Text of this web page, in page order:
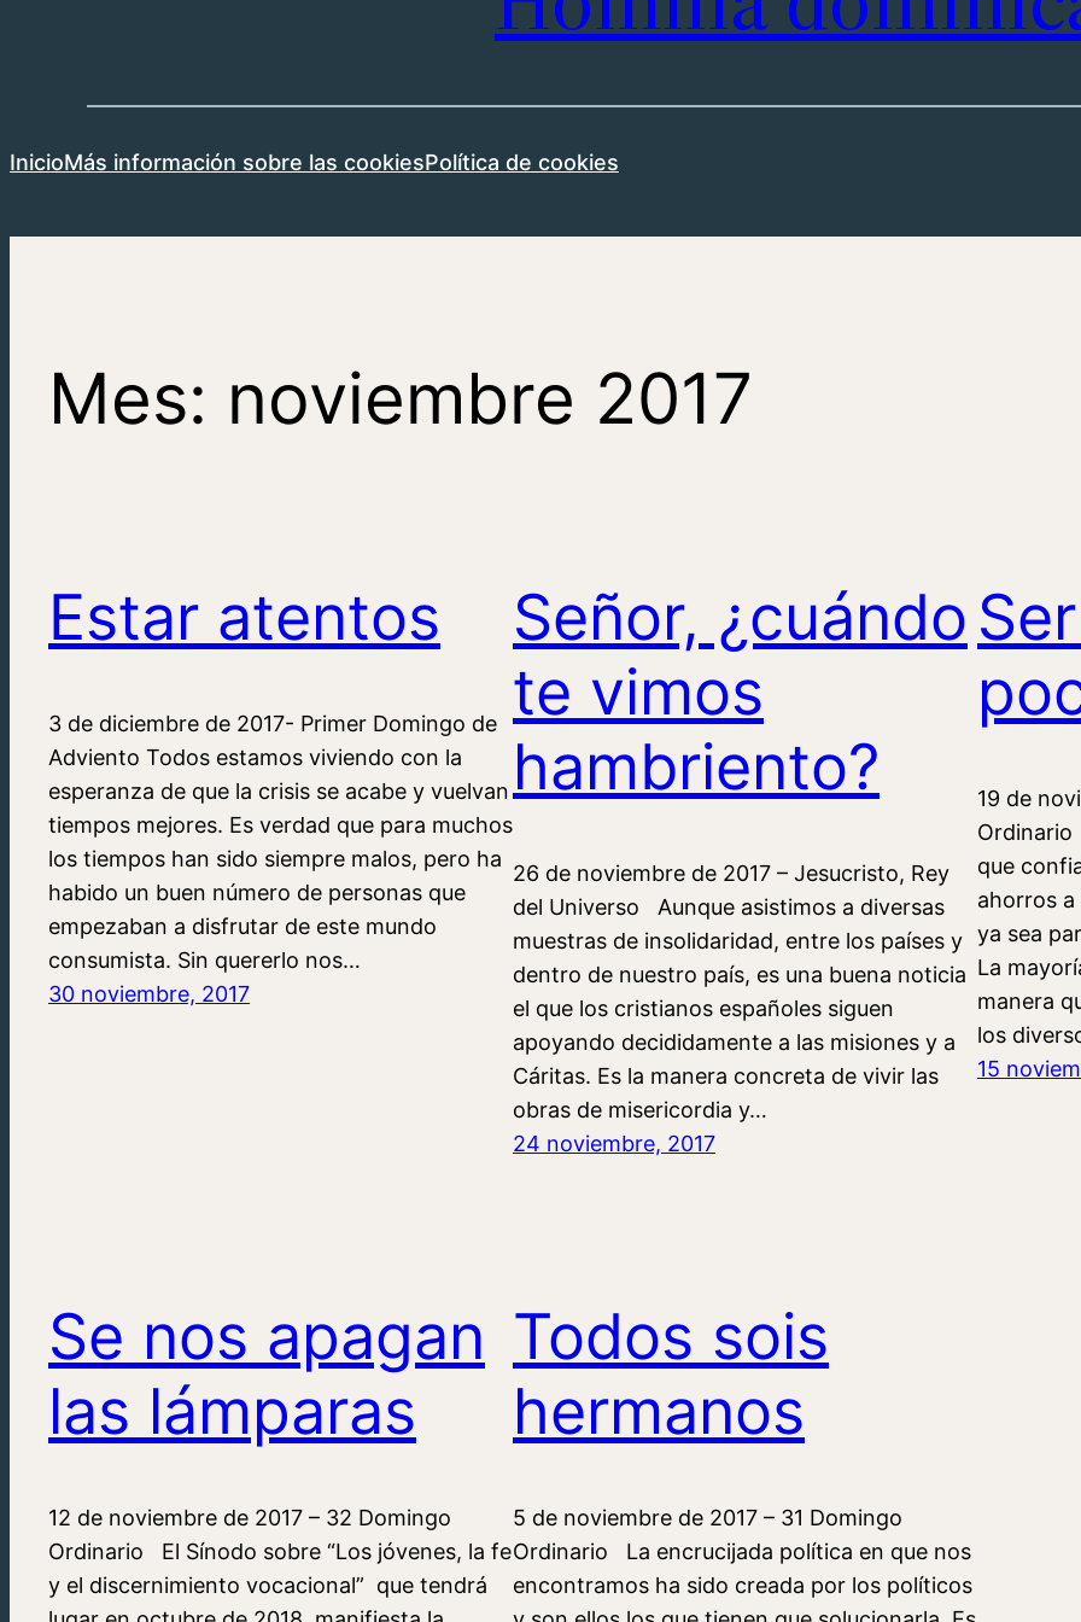
InicioMás información sobre las cookiesPolítica de cookies
Mes: noviembre 2017
Estar atentos
3 de diciembre de 2017- Primer Domingo de
Adviento Todos estamos viviendo con la
esperanza de que la crisis se acabe y vuelvan
tiempos mejores. Es verdad que para muchos
los tiempos han sido siempre malos, pero ha
habido un buen número de personas que
empezaban a disfrutar de este mundo
consumista. Sin quererlo nos…
30 noviembre, 2017
Señor, ¿cuándo
te vimos
hambriento?
26 de noviembre de 2017 – Jesucristo, Rey
del Universo Aunque asistimos a diversas
muestras de insolidaridad, entre los países y
dentro de nuestro país, es una buena noticia
el que los cristianos españoles siguen
apoyando decididamente a las misiones y a
Cáritas. Es la manera concreta de vivir las
obras de misericordia y…
24 noviembre, 2017
19 de
que
ahorros
ya sea
La
manera
los
15
Se nos apagan
las lámparas
12 de noviembre de 2017 – 32 Domingo
Ordinario El Sínodo sobre “Los jóvenes, la fe
y el discernimiento vocacional” que tendrá
Todos sois
hermanos
5 de noviembre de 2017 – 31 Domingo
Ordinario La encrucijada política en que nos
encontramos ha sido creada por los políticos